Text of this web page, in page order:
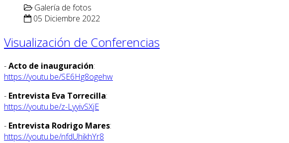
Galería de fotos
05 Diciembre 2022
Visualización de Conferencias
-Acto de inauguración:
https://youtu.be/SE6Hg8ogehw
- Entrevista Eva Torrecilla:
https://youtu.be/z-LyyivSXjE
- Entrevista Rodrigo Mares:
https://youtu.be/nfdUhikhYr8